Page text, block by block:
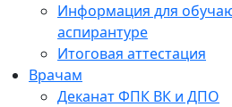
Информация для
аспирантуре
Итоговая аттестация
Врачам
Деканат ФПК ВК и ДПО